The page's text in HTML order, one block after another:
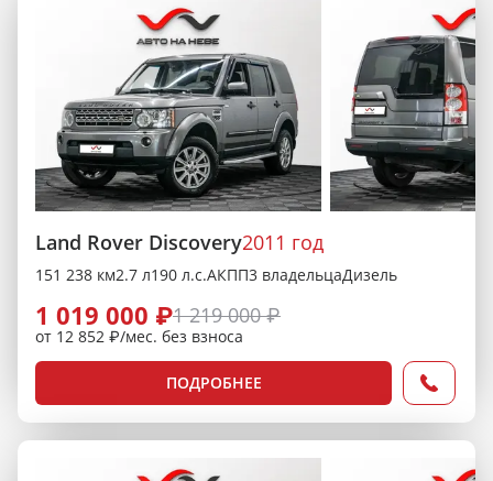
Land Rover Discovery2011 год
151 238 км2.7 л190 л.с.АКПП3 владельцаДизель
1 019 000 ₽1 219 000 ₽
от 12 852 ₽/мес. без взноса
ПОДРОБНЕЕ